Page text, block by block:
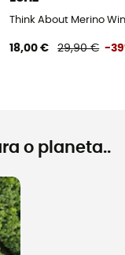
Think About Merino
18,00 € 29,90 € -
o planeta..